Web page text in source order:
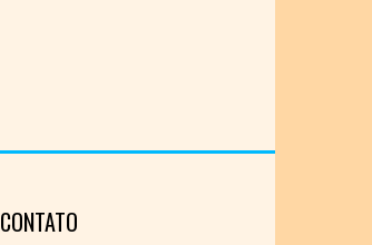
CONTATO